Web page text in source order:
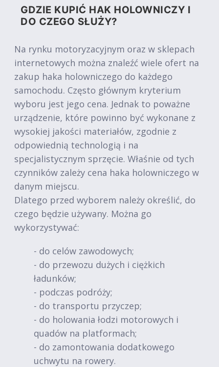
GDZIE KUPIĆ HAK HOLOWNICZY I
DO CZEGO SŁUŻY?
Na rynku motoryzacyjnym oraz w sklepach
internetowych można znaleźć wiele ofert na
zakup haka holowniczego do każdego
samochodu. Często głównym kryterium
wyboru jest jego cena. Jednak to poważne
urządzenie, które powinno być wykonane z
wysokiej jakości materiałów, zgodnie z
odpowiednią technologią i na
specjalistycznym sprzęcie. Właśnie od tych
czynników zależy cena haka holowniczego w
danym miejscu.
Dlatego przed wyborem należy określić, do
czego będzie używany. Można go
wykorzystywać:
- do celów zawodowych;
- do przewozu dużych i ciężkich
ładunków;
- podczas podróży;
- do transportu przyczep;
- do holowania łodzi motorowych i
quadów na platformach;
- do zamontowania dodatkowego
uchwytu na rowery.